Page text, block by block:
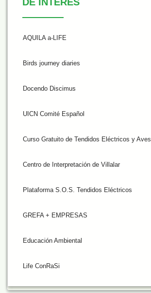
AQUILA a-LIFE
Birds journey diaries
Docendo Discimus
UICN Comité Español
Curso Gratuito de Tendidos Eléctricos y Aves
Centro de Interpretación de Villalar
Plataforma S.O.S. Tendidos Eléctricos
GREFA + EMPRESAS
Educación Ambiental
Life ConRaSi